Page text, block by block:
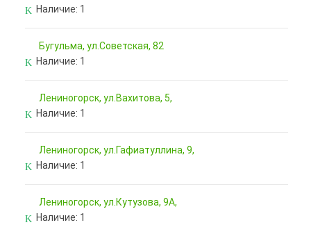
Наличие: 1
Бугульма, ул.Советская, 82
Наличие: 1
Лениногорск, ул.Вахитова, 5,
Наличие: 1
Лениногорск, ул.Гафиатуллина, 9,
Наличие: 1
Лениногорск, ул.Кутузова, 9А,
Наличие: 1